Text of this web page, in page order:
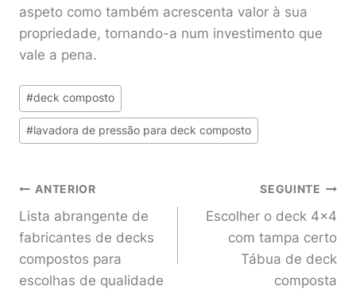
aspeto como também acrescenta valor à sua
propriedade, tornando-a num investimento que
vale a pena.
Post
Tags:
#deck composto
#lavadora de pressão para deck composto
Navegação
De
Artigos
ANTERIOR
Lista abrangente de
fabricantes de decks
compostos para
escolhas de qualidade
SEGUINTE
Escolher o deck 4×4
com tampa certo
Tábua de deck
composta